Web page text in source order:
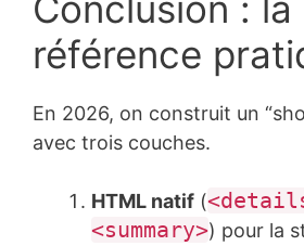
référence
En 2026, on construit un
avec trois couches.
HTML natif (
<summary>) pour la